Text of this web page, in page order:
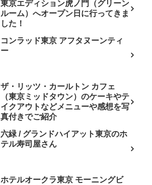
東京エディション虎ノ門（グリーン
ルーム）へオープン日に行ってきま
した！
コンラッド東京 アフタヌーンティ
ー
ザ・リッツ・カールトン カフェ
（東京ミッドタウン）のケーキやテ
イクアウトなどメニューや感想を写
真付きでご紹介
六緑 / グランドハイアット東京のホ
テル寿司屋さん
ホテルオークラ東京 モーニングビ